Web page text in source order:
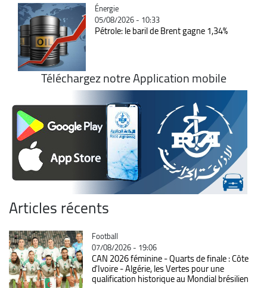
Catégorie
Énergie
05/08/2026 - 10:33
Pétrole: le baril de Brent gagne 1,34%
Téléchargez notre Application mobile
Articles récents
Catégorie
Football
07/08/2026 - 19:06
CAN 2026 féminine - Quarts de finale : Côte
d'Ivoire - Algérie, les Vertes pour une
qualification historique au Mondial brésilien